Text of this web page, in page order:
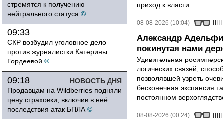
стремятся к получению
нейтрального статуса ©
09:33
СКР возбудил уголовное дело
против журналистки Катерины
Гордеевой ©
НОВОСТЬ ДНЯ
09:18
Продавцам на Wildberries подняли
цену страховки, включив в неё
последствия атак БПЛА ©
приход к власти.
08-08-2026 (10:04)
Александр
покинутая нами
Удивительная
логических связей,
позволявшей узреть
бесконечная экспансия
постоянном
08-08-2026 (00:24)